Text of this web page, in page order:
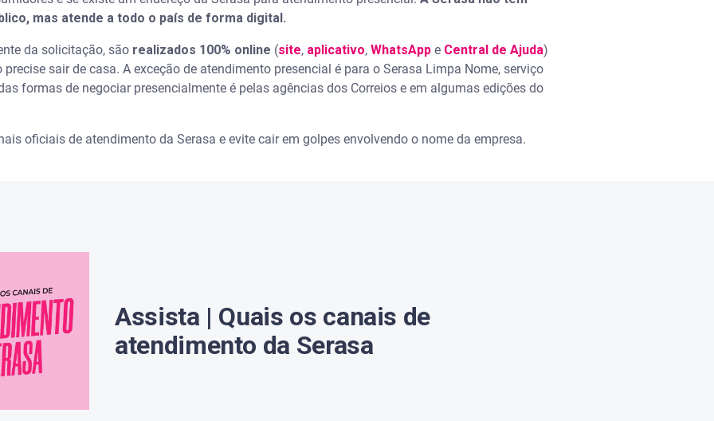
da Serasa?
do Serasa Premium
é verdadeiro?
mas atende a todo o país de forma digital.
da solicitação, são realizados 100% online (site, aplicativo, WhatsApp e Central de Ajuda)
sair de casa. A exceção de atendimento presencial é para o Serasa Limpa Nome, serviço
formas de negociar presencialmente é pelas agências dos Correios e em algumas edições do
oficiais de atendimento da Serasa e evite cair em golpes envolvendo o nome da empresa.
Assista | Quais os canais de
atendimento da Serasa